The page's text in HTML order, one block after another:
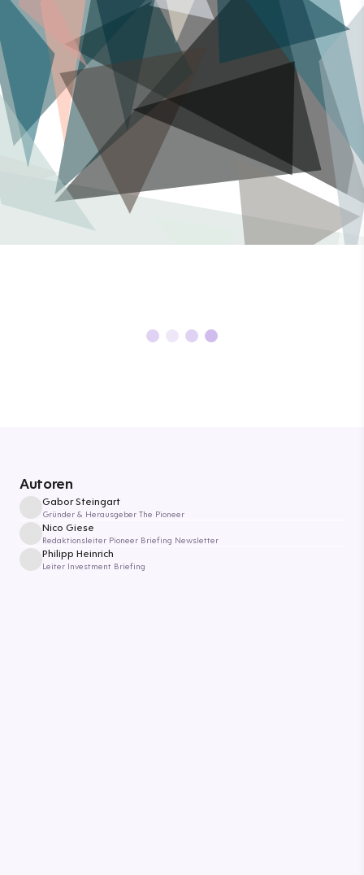
Autoren
Gabor Steingart
Gründer & Herausgeber The Pioneer
Nico Giese
Redaktionsleiter Pioneer Briefing Newsletter
Philipp Heinrich
Leiter Investment Briefing